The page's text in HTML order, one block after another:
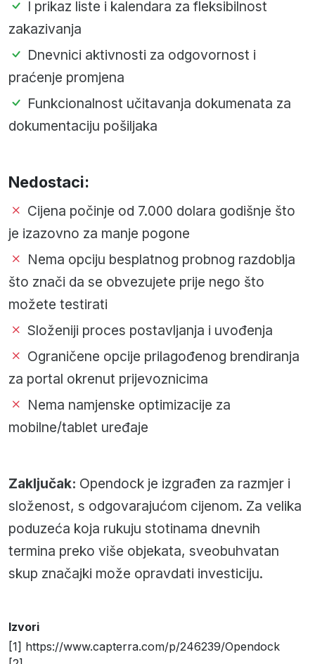
I prikaz liste i kalendara za fleksibilnost
zakazivanja
Dnevnici aktivnosti za odgovornost i
praćenje promjena
Funkcionalnost učitavanja dokumenata za
dokumentaciju pošiljaka
Nedostaci:
Cijena počinje od 7.000 dolara godišnje što
je izazovno za manje pogone
Nema opciju besplatnog probnog razdoblja
što znači da se obvezujete prije nego što
možete testirati
Složeniji proces postavljanja i uvođenja
Ograničene opcije prilagođenog brendiranja
za portal okrenut prijevoznicima
Nema namjenske optimizacije za
mobilne/tablet uređaje
Zaključak: Opendock je izgrađen za razmjer i
složenost, s odgovarajućom cijenom. Za velika
poduzeća koja rukuju stotinama dnevnih
termina preko više objekata, sveobuhvatan
skup značajki može opravdati investiciju.
Izvori
[1] https://www.capterra.com/p/246239/Opendock